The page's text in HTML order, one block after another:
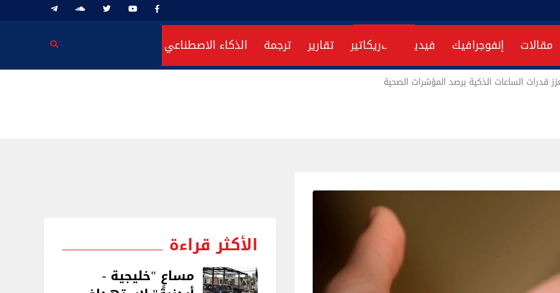
مقالات إنفوجرافيك فيديو كاريكاتير تقارير ترجمة الذكاء الاصطناعي
قدرات الساعات الذكية برصد المؤشرات الصحية
الأكثر قراءة
مساعٍ "خليجية -